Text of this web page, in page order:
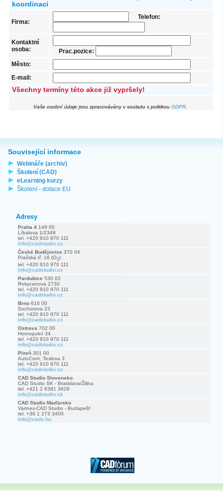
koordinaci
Firma:
Telefon:
Kontaktní
osoba:
Prac.pozice:
Město:
E-mail:
Všechny termíny této akce již vypršely!
Vaše osobní údaje jsou zpracovávány v souladu s politikou GDPR
Související informace
Webináře (archiv)
Školení (CAD)
eLearning kurzy
Školení - dotace EU
Adresy
Praha 4 149 00
Líbalova 1/2348
tel. +420 910 970 111
info@cadstudio.cz
České Budějovice 370 04
Pražská tř. 16 (O2)
tel. +420 910 970 111
info@cadstudio.cz
Pardubice 530 02
Rokycanova 2730
tel. +420 910 970 111
info@cadstudio.cz
Brno 616 00
Sochorova 23
tel. +420 910 970 111
info@cadstudio.cz
Ostrava 702 00
Hornopolní 34
tel. +420 910 970 111
info@cadstudio.cz
Plzeň 301 00
AutoCont, Teslova 3
tel. +420 910 970 111
info@cadstudio.cz
CAD Studio Slovensko
CAD Studio SK - Bratislava/Žilina
tel. +421 2 6381 3628
info@cadstudio.sk
CAD Studio Maďarsko
Varinex-CAD Studio - Budapešť
tel. +36 1 273 3400
info@cads.hu